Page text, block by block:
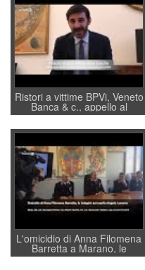
Ristori a vittime BPVi, Veneto
Banca & c., appello al
sottosegretario Alessio
Villarosa: per mettere ordine
convochi con Di Maio CNCU
a supporto della cabina di
regia al Mef
L'omicidio di Anna Filomena
Barretta a Marano, le
indagini dei carabinieri di